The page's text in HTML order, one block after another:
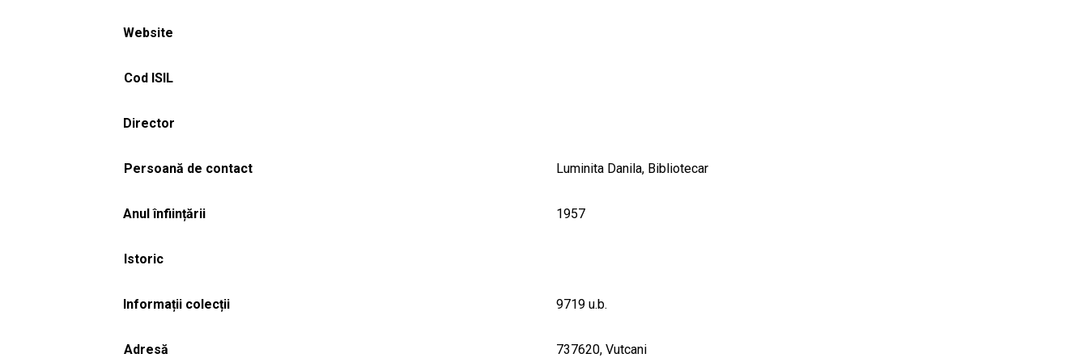
Website
Cod ISIL
Director
Persoană de contact Luminita Danila, Bibliotecar
Anul înființării 1957
Istoric
Informații colecții 9719 u.b.
Adresă 737620, Vutcani